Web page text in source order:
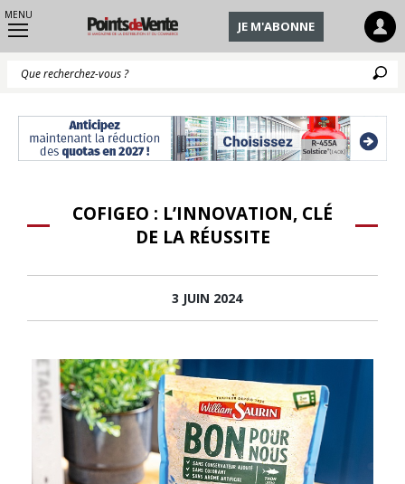
MENU
JE M'ABONNE
COFIGEO : L’INNOVATION, CLÉ
DE LA RÉUSSITE
3 JUIN 2024